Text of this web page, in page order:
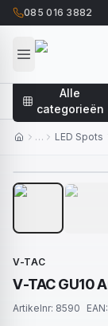
085 016 3882
Alle
categorieën
… LED Spots
V-TAC
V-TAC GU10
Artikelnr: 8590 EAN: